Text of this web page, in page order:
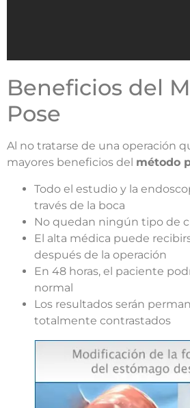
Beneficios del
Pose
Al no tratarse de una operación
mayores beneficios del método
Todo el estudio y la
través de la boca
No quedan ningún tipo de
El alta médica puede
después de la operación
En 48 horas, el paciente
normal
Los resultados serán
totalmente contrastados